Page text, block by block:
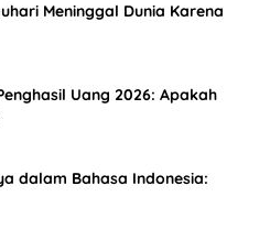
Meninggal Dunia Karena
Uang 2026: Apakah
dalam Bahasa Indonesia: